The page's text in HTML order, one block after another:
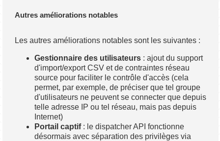
Autres améliorations notables
Les autres améliorations notables sont les suivantes :
Gestionnaire des utilisateurs : ajout du support
d'import/export CSV et de contraintes réseau
source pour faciliter le contrôle d'accès (cela
permet, par exemple, de préciser que tel groupe
d'utilisateurs ne peuvent se connecter que depuis
telle adresse IP ou tel réseau, mais pas depuis
Internet)
Portail captif: le dispatcher API fonctionne
désormais avec séparation des privilèges via